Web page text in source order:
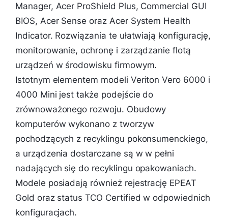
Manager, Acer ProShield Plus, Commercial GUI
BIOS, Acer Sense oraz Acer System Health
Indicator. Rozwiązania te ułatwiają konfigurację,
monitorowanie, ochronę i zarządzanie flotą
urządzeń w środowisku firmowym.
Istotnym elementem modeli Veriton Vero 6000 i
4000 Mini jest także podejście do
zrównoważonego rozwoju. Obudowy
komputerów wykonano z tworzyw
pochodzących z recyklingu pokonsumenckiego,
a urządzenia dostarczane są w w pełni
nadających się do recyklingu opakowaniach.
Modele posiadają również rejestrację EPEAT
Gold oraz status TCO Certified w odpowiednich
konfiguracjach.